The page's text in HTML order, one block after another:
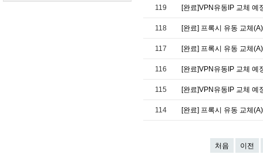
119 [완료]VPN유동IP 교체
118 [완료] 프록시 유동 교체
117 [완료] 프록시 유동 교체
116 [완료]VPN유동IP 교체 예
115 [완료]VPN유동IP 교체
114 [완료] 프록시 유동 교체
처음 이전